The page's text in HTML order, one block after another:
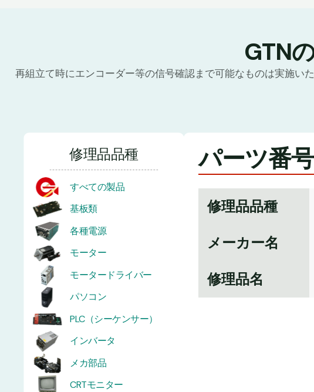
GTN
再組立て時にエンコーダー等の信号確認まで可能なものは実施い
修理品品種
すべての製品
基板類
各種電源
モーター
モータードライバー
パソコン
PLC（シーケンサー）
インバータ
メカ部品
CRTモニター
パーツ番
修理品品種
メーカー名
修理品名